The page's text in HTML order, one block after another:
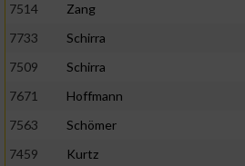
7514
Zang
7733
Schirra
7509
Schirra
7671
Hoffmann
7563
Schömer
7459
Kurtz